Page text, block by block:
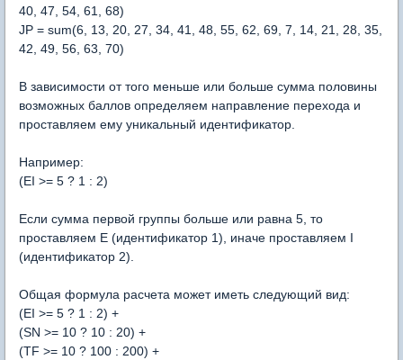
40, 47, 54, 61, 68)
JP = sum(6, 13, 20, 27, 34, 41, 48, 55, 62, 69, 7, 14, 21, 28, 35,
42, 49, 56, 63, 70)
В зависимости от того меньше или больше сумма половины
возможных баллов определяем направление перехода и
проставляем ему уникальный идентификатор.
Например:
(EI >= 5 ? 1 : 2)
Если сумма первой группы больше или равна 5, то
проставляем E (идентификатор 1), иначе проставляем I
(идентификатор 2).
Общая формула расчета может иметь следующий вид:
(EI >= 5 ? 1 : 2) +
(SN >= 10 ? 10 : 20) +
(TF >= 10 ? 100 : 200) +